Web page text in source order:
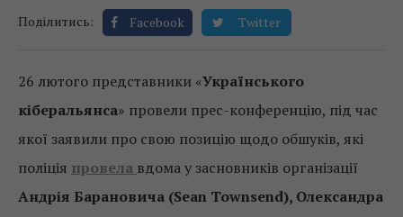
Поділитись: Facebook Twitter
26 лютого представники «Українського
кіберальянса» провели прес-конференцію, під час
якої заявили про свою позицію щодо обшуків, які
поліція провела вдома у засновників організації
Андрія Барановича (Sean Townsend), Олександра